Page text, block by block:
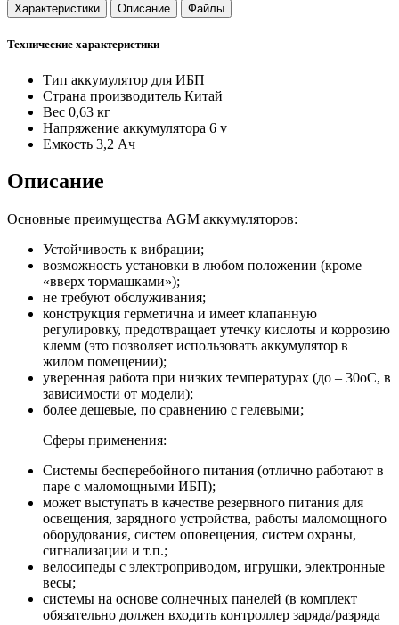
Характеристики Описание Файлы
Технические характеристики
Тип аккумулятор для ИБП
Страна производитель Китай
Вес 0,63 кг
Напряжение аккумулятора 6 v
Емкость 3,2 Ач
Описание
Основные преимущества AGM аккумуляторов:
Устойчивость к вибрации;
возможность установки в любом положении (кроме
«вверх тормашками»);
не требуют обслуживания;
конструкция герметична и имеет клапанную
регулировку, предотвращает утечку кислоты и коррозию
клемм (это позволяет использовать аккумулятор в
жилом помещении);
уверенная работа при низких температурах (до – 30оС, в
зависимости от модели);
более дешевые, по сравнению с гелевыми;
Сферы применения:
Системы бесперебойного питания (отлично работают в
паре с маломощными ИБП);
может выступать в качестве резервного питания для
освещения, зарядного устройства, работы маломощного
оборудования, систем оповещения, систем охраны,
сигнализации и т.п.;
велосипеды с электроприводом, игрушки, электронные
весы;
системы на основе солнечных панелей (в комплект
обязательно должен входить контроллер заряда/разряда